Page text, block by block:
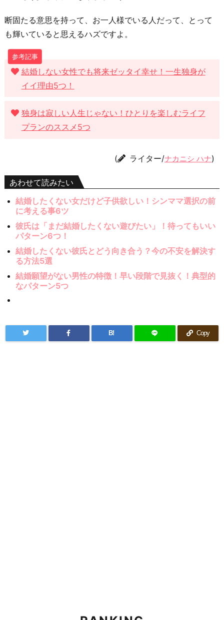
断固たる意思を持って、お一人様でいる人だって、とって
も輝いていると思えるハズですよ。
結婚しない女性でも将来ゼッタイ幸せ！一生独身が
イイ理由5つ！
独身は寂しい人生じゃない！ひとりを楽しむライフ
プランのススメ5つ
( ライター/ナカニシ ハナ)
あわせて読みたい
結婚したくない女だけど子供欲しい！シンママ選択の前
に考える事6ツ
彼氏は「まだ結婚したくない遊びたい」！待ってもいい
パターン6つ！
結婚したくない彼氏とどう向き合う？今の不安を解決す
る方法5選
結婚願望がない男性の特徴！早い段階で見抜く！典型的
なパターン5つ
B! Copy